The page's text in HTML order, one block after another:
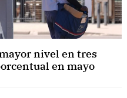
nivel en tres
en mayo